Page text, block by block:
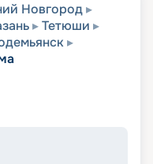
Новгород
Тетюши